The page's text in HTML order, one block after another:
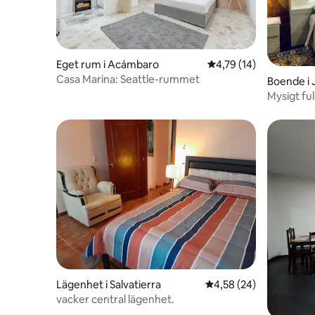
Eget rum i Acámbaro 4,79 av 5 i
4,79 (14)
Casa Marina: Seattle-rummet
Boende i
Mysigt
Lägenhet i Salvatierra 4,58 av 5 i
4,58 (24)
vacker central lägenhet.